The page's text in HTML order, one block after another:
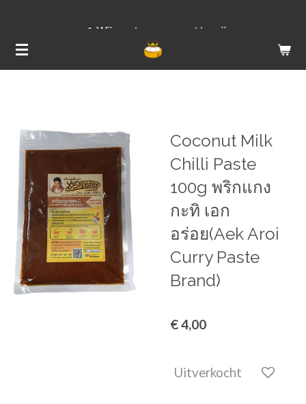
naar
de
Wij versturen van ma t/m vrij
Coconut Milk
Chilli Paste
100g พริกแกง
กะทิ เอก
อร่อย(Aek Aroi
Curry Paste
Brand)
€ 4,00
Uitverkocht